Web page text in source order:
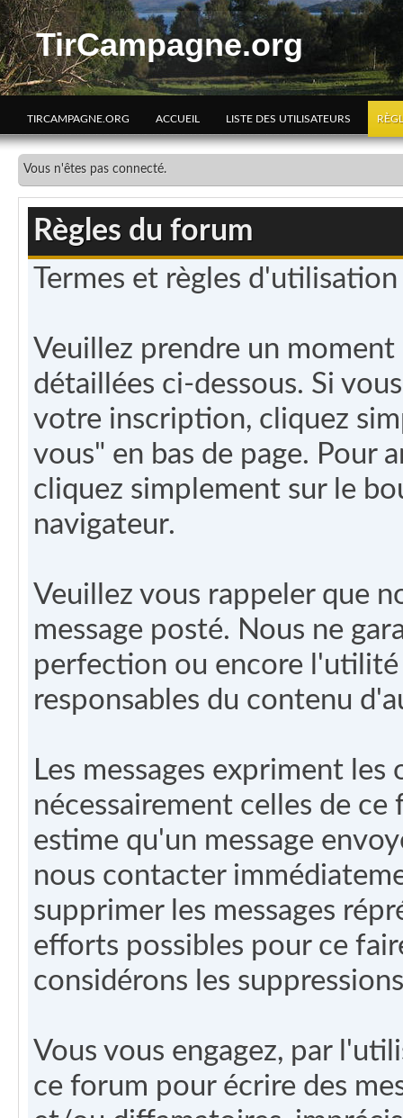
TirCampagne.org
TIRCAMPAGNE.ORG ACCUEIL LISTE DES UTILISATEURS
Vous n'êtes pas connecté.
Règles du forum
Termes et règles
Veuillez prendre un moment
détaillées ci-dessous. Si
votre inscription, cliquez
vous" en bas de page. Pour
cliquez simplement sur le
navigateur.
Veuillez vous rappeler que
message posté. Nous ne
perfection ou encore l'utilité
responsables du contenu
Les messages expriment
nécessairement celles de
estime qu'un message
nous contacter
supprimer les messages
efforts possibles pour ce
considérons les
Vous vous engagez, par
ce forum pour écrire des